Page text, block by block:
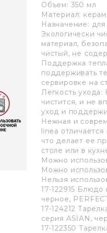
Объем: 350 мл
Материал:
Назначение:
Экологически
материал,
чистый, не
Поддержка
поддерживать
сервировке на
Легкость ухода:
чистится, и не
уход и
Нежная и
linea
что делает ее
столе или в
Можно
Можно
Нельзя
17-122915 Блюдо
черное,
17-124212
серия ASIAN,
17-122350